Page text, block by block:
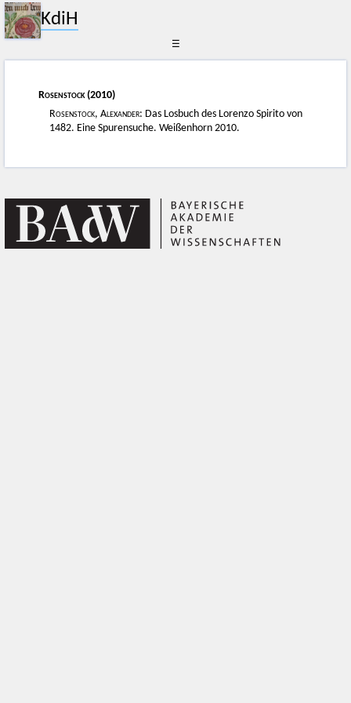
KdiH
☰
Rosenstock(2010)
Rosenstock, Alexander: Das Losbuch des Lorenzo Spirito von
1482. Eine Spurensuche. Weißenhorn 2010.